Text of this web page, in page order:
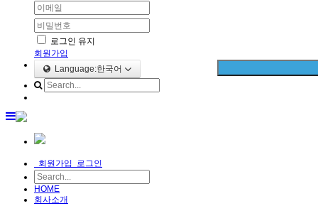
로그인 유지
회원가입
Language:한국어
회원가입 로그인
HOME
회사소개